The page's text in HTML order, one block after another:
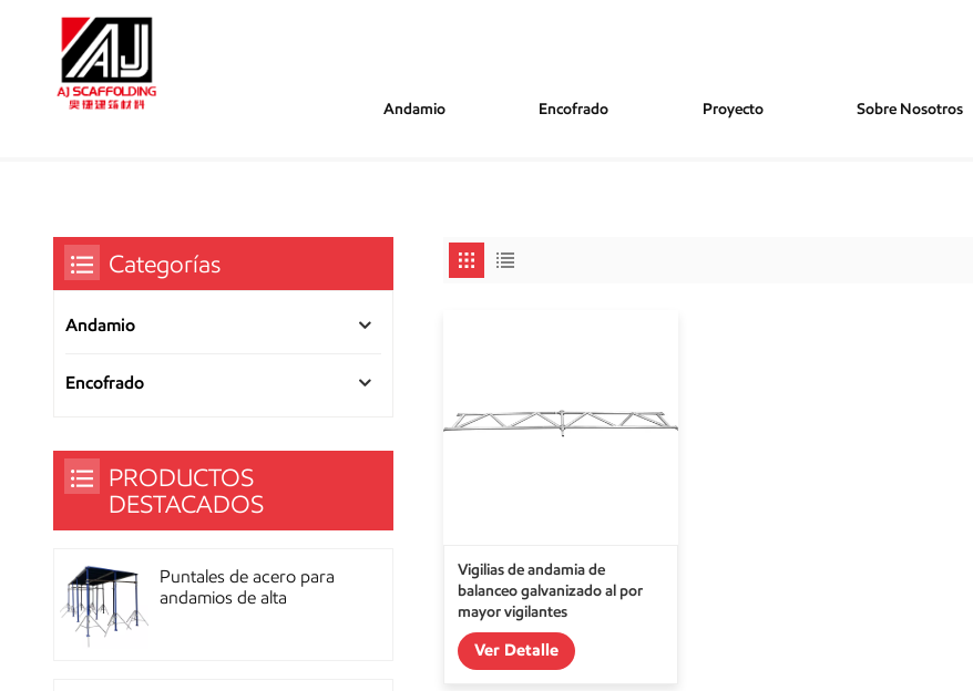
Andamio Encofrado Proyecto Sobre Nosotros
Vigilias de andamia de
balanceo galvanizado al por
mayor vigilantes
Ver Detalle
Categorías
Andamio
Encofrado
PRODUCTOS
DESTACADOS
Puntales de acero para
andamios de alta